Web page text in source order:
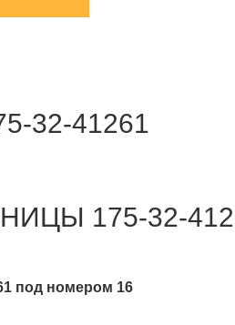
32-41261
175-32-
под номером 16